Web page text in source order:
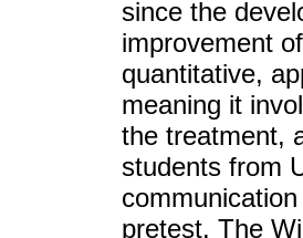
since the
improvement
quantitative,
meaning it
the treatment,
students from
pretest. The